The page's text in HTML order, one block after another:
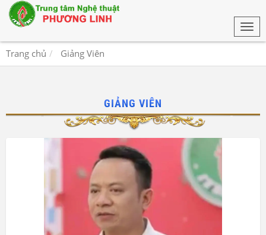
Trang chủ
Giảng Viên
GIẢNG VIÊN